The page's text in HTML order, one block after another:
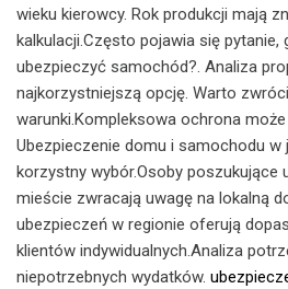
wieku kierowcy. Rok produkcji mają
kalkulacji.Często pojawia się pytanie,
ubezpieczyć samochód?. Analiza
najkorzystniejszą opcję. Warto
warunki.Kompleksowa ochrona
Ubezpieczenie domu i samochodu w
korzystny wybór.Osoby poszukujące
mieście zwracają uwagę na lokalną
ubezpieczeń w regionie oferują
klientów indywidualnych.Analiza
niepotrzebnych wydatków.